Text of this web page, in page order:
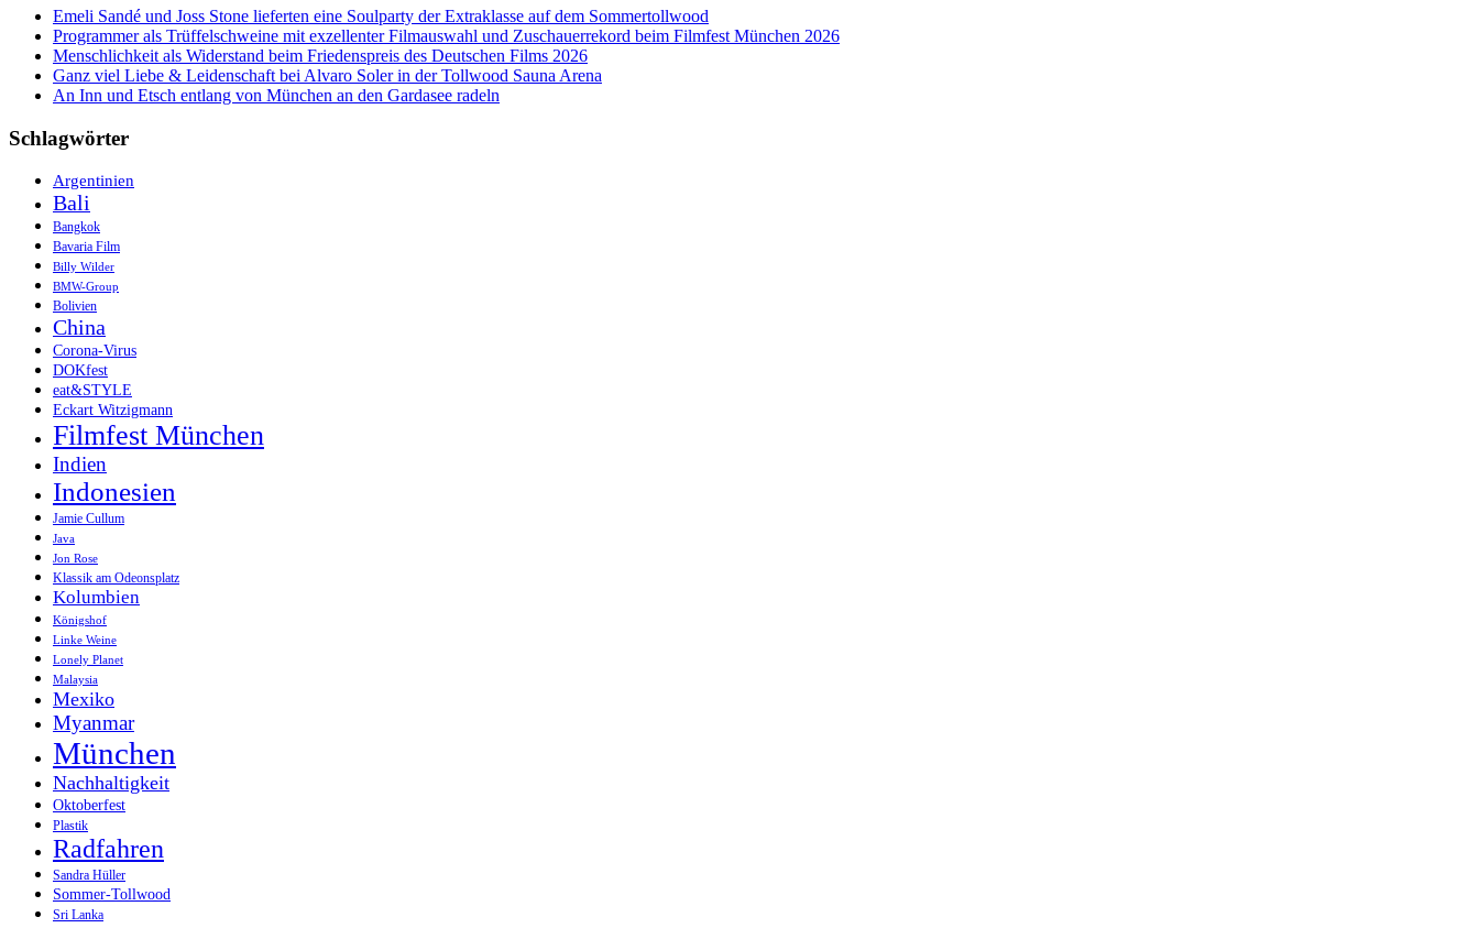
Pagoden
Felsenlandschaften
Hpa
Emeli Sandé und Joss Stone lieferten eine Soulparty der Extraklasse auf dem Sommertollwood
Programmer als Trüffelschweine mit exzellenter Filmauswahl und Zuschauerrekord beim Filmfest München 2026
Menschlichkeit als Widerstand beim Friedenspreis des Deutschen Films 2026
Ganz viel Liebe & Leidenschaft bei Alvaro Soler in der Tollwood Sauna Arena
An Inn und Etsch entlang von München an den Gardasee radeln
Schlagwörter
Argentinien
Bali
Bangkok
Bavaria Film
Billy Wilder
BMW-Group
Bolivien
China
Corona-Virus
DOKfest
eat&STYLE
Eckart Witzigmann
Filmfest München
Indien
Indonesien
Jamie Cullum
Java
Jon Rose
Klassik am Odeonsplatz
Kolumbien
Königshof
Linke Weine
Lonely Planet
Malaysia
Mexiko
Myanmar
München
Nachhaltigkeit
Oktoberfest
Plastik
Radfahren
Sandra Hüller
Sommer-Tollwood
Sri Lanka